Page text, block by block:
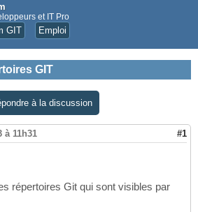
et IT Pro
GIT Emploi
GIT
à la discussion
à 11h31 #1
répertoires Git qui sont visibles par